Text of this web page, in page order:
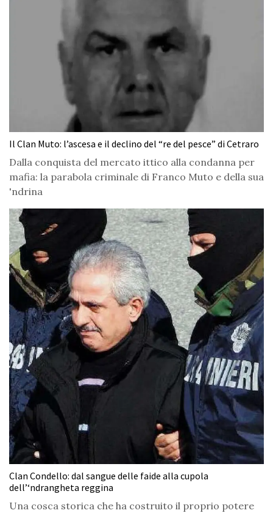
Il Clan Muto: l’ascesa e il declino del “re del pesce” di Cetraro
Dalla conquista del mercato ittico alla condanna per
mafia: la parabola criminale di Franco Muto e della sua
'ndrina
Clan Condello: dal sangue delle faide alla cupola
dell’‘ndrangheta reggina
Una cosca storica che ha costruito il proprio potere